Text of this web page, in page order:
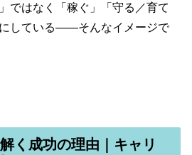
ではなく「稼ぐ」「守る／育て
している――そんなイメージで
く成功の理由｜キャリ